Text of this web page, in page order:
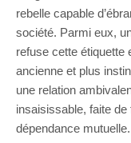
rebelle capable
société. Parmi eux,
refuse cette étiquette
ancienne et plus
une relation
insaisissable, faite
dépendance